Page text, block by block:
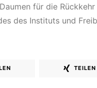
für die
des Instituts und
TEILEN